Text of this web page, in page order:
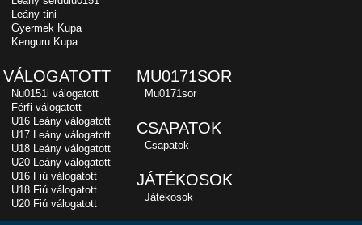
Leány tini
Gyermek Kupa
Kenguru Kupa
VÁLOGATOTT
Nu0151i válogatott
Férfi válogatott
U16 Leány válogatott
U17 Leány válogatott
U18 Leány válogatott
U20 Leány válogatott
U16 Fiú válogatott
U18 Fiú válogatott
U20 Fiú válogatott
MU0171SOR
Mu0171sor
CSAPATOK
Csapatok
JÁTÉKOSOK
Játékosok